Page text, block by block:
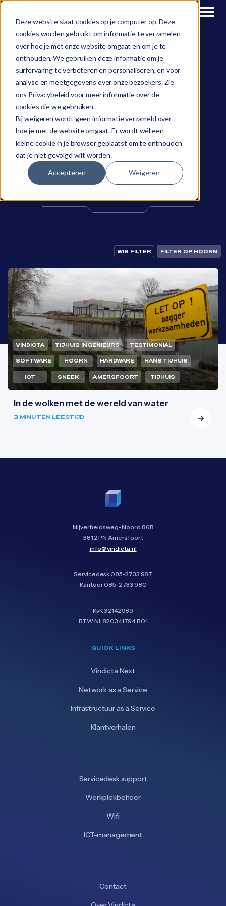
Deze website slaat cookies op je computer op. Deze
cookies worden gebruikt om informatie te verzamelen
over hoe je met onze website omgaat en om je te
onthouden. We gebruiken deze informatie om je
surfervaring te verbeteren en personaliseren, en voor
analyse en meetgegevens over onze bezoekers. Zie
ons Privacybeleid voor meer informatie over de
cookies die we gebruiken.
Bij weigeren wordt geen informatie verzameld over
hoe je met de website omgaat. Er wordt wél een
kleine cookie in je browser geplaatst om te onthouden
dat je niet gevolgd wilt worden.
Accepteren Weigeren
BLOG
WIS FILTER FILTER OP HOORN
VINDICTA TIJHUIS INGENIEURS TESTIMONIAL
SOFTWARE HOORN HARDWARE HANS TIJHUIS
ICT SNEEK AMERSFOORT TIJHUIS
In de wolken met de wereld van water
3 MINUTEN LEESTIJD
Nijverheidsweg-Noord 86B
3812 PN Amersfoort
info@vindicta.nl
Servicedesk085-2733 987
Kantoor085-2733 980
KvK 32142989
BTW NL820341794.B01
QUICK LINKS
Vindicta Next
Network as a Service
Infrastructuur as a Service
Klantverhalen
Servicedesk support
Werkplekbeheer
Wifi
ICT-management
Contact